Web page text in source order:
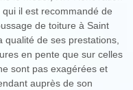
il est recommandé de
de toiture à Saint
qualité de ses prestations,
en pente que sur celles
sont pas exagérées et
auprès de son